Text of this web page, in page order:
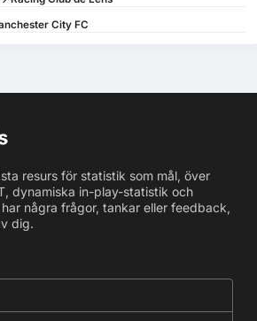
City FC
resurs för statistik som mål, över
dynamiska in-play-statistik och
några frågor, tankar eller feedback,
dig.